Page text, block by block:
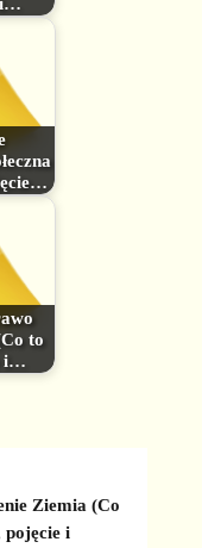
to
i…
Ziemia (Co
pojęcie i